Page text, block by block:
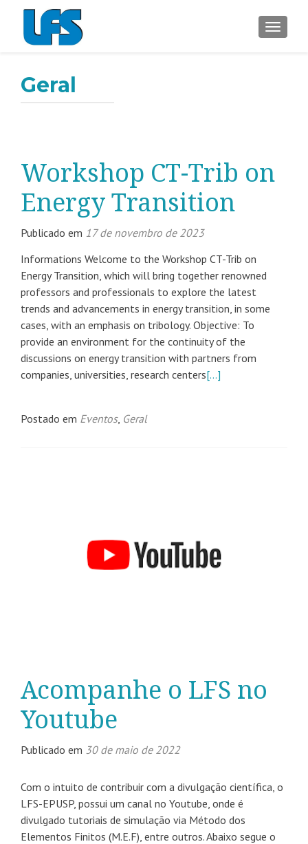
Geral
Workshop CT-Trib on
Energy Transition
Publicado em 17 de novembro de 2023
Informations Welcome to the Workshop CT-Trib on
Energy Transition, which will bring together renowned
professors and professionals to explore the latest
trends and advancements in energy transition, in some
cases, with an emphasis on tribology. Objective: To
provide an environment for the continuity of the
discussions on energy transition with partners from
companies, universities, research centers[…]
Postado em Eventos, Geral
Acompanhe o LFS no
Youtube
Publicado em 30 de maio de 2022
Com o intuito de contribuir com a divulgação científica, o
LFS-EPUSP, possui um canal no Youtube, onde é
divulgado tutoriais de simulação via Método dos
Elementos Finitos (M.E.F), entre outros. Abaixo segue o